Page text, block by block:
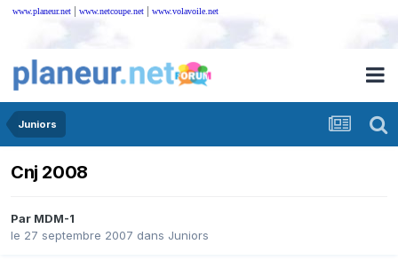
www.planeur.net | www.netcoupe.net | www.volavoile.net
Juniors
Cnj 2008
Par MDM-1
le 27 septembre 2007 dans Juniors